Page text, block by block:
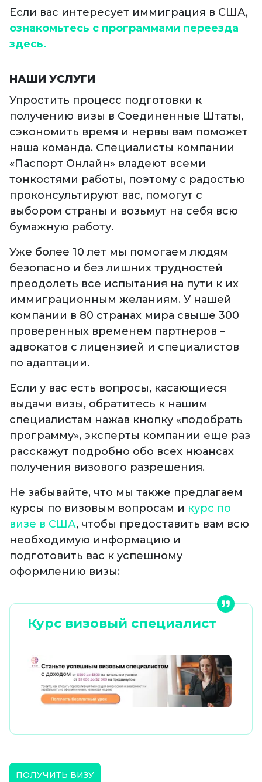
Если вас интересует иммиграция в США,
ознакомьтесь с программами переезда
здесь.
НАШИ УСЛУГИ
Упростить процесс подготовки к
получению визы в Соединенные Штаты,
сэкономить время и нервы вам поможет
наша команда. Специалисты компании
«Паспорт Онлайн» владеют всеми
тонкостями работы, поэтому с радостью
проконсультируют вас, помогут с
выбором страны и возьмут на себя всю
бумажную работу.
Уже более 10 лет мы помогаем людям
безопасно и без лишних трудностей
преодолеть все испытания на пути к их
иммиграционным желаниям. У нашей
компании в 80 странах мира свыше 300
проверенных временем партнеров –
адвокатов с лицензией и специалистов
по адаптации.
Если у вас есть вопросы, касающиеся
выдачи визы, обратитесь к нашим
специалистам нажав кнопку «подобрать
программу», эксперты компании еще раз
расскажут подробно обо всех нюансах
получения визового разрешения.
Не забывайте, что мы также предлагаем
курсы по визовым вопросам и курс по
визе в США, чтобы предоставить вам всю
необходимую информацию и
подготовить вас к успешному
оформлению визы:
Курс визовый специалист
ПОЛУЧИТЬ ВИЗУ